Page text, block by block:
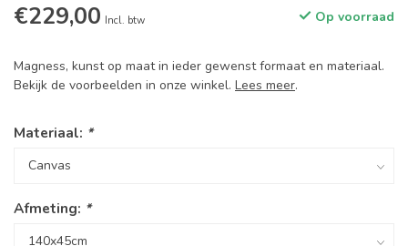
€229,00 Incl. btw Op voorraad
Magness, kunst op maat in ieder gewenst formaat en materiaal.
Bekijk de voorbeelden in onze winkel. Lees meer.
Materiaal: *
Afmeting: *